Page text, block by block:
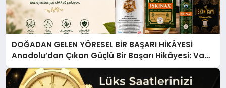
DOĞADAN GELEN YÖRESEL BİR BAŞARI HİKÂYESİ
Anadolu’dan Çıkan Güçlü Bir Başarı Hikâyesi: Van
Gölü Yöresel Işkın Kökü Sirkesi